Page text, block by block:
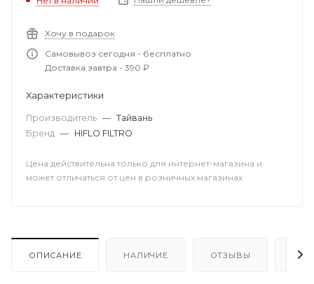
Хочу в подарок
Самовывоз сегодня - бесплатно
Доставка завтра - 390 ₽
Характеристики
Производитель — Тайвань
Бренд — HIFLO FILTRO
Цена действительна только для интернет-магазина и
может отличаться от цен в розничных магазинах
ОПИСАНИЕ НАЛИЧИЕ ОТЗЫВЫ